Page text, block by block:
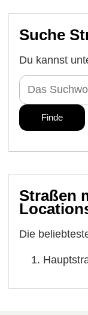
Suche
Du kannst
Straßen
Die